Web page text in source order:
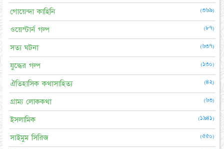
গোয়েন্দা কাহিনি (৩৬৯)
ওয়েস্টার্ন গল্প (৮৭)
সত্য ঘটনা (৬৩৭)
যুদ্ধের গল্প (১৩০)
ঐতিহাসিক কথাসাহিত্য (৪২)
গ্রাম্য লোককথা (৬৩)
ইসলামিক (১৯৪১)
সাইমুম সিরিজ (৫৫০)